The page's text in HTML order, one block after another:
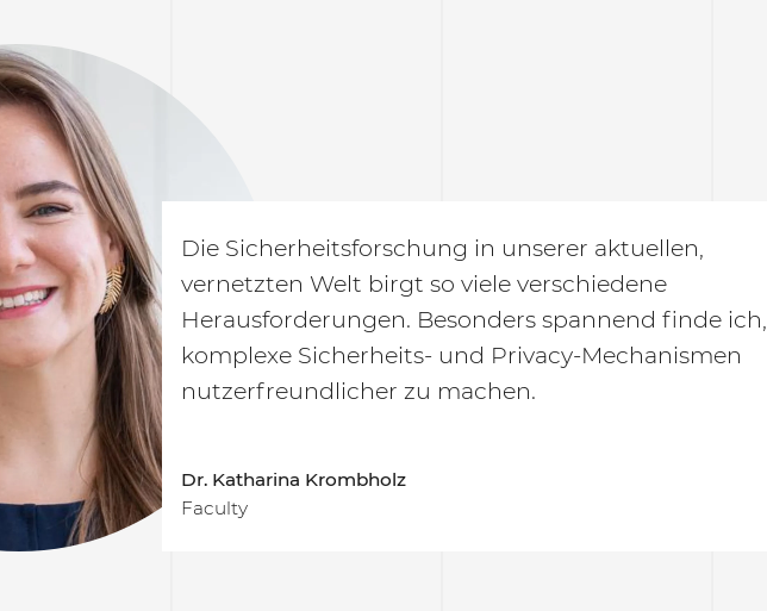
können, dass die gegenwärtigen und zukünftigen
Systeme sicher sind. Um dies zu erreichen,
entwickeln wir Analysen, Methoden und Werkzeuge.
Diese ermöglichen es uns, Angriffe zu entdecken
und sicherere Lösungen vorzuschlagen.
Prof. Dr. Cas Cremers
Faculty